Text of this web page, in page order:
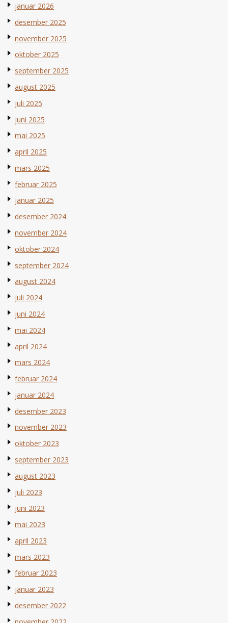
januar 2026
desember 2025
november 2025
oktober 2025
september 2025
august 2025
juli 2025
juni 2025
mai 2025
april 2025
mars 2025
februar 2025
januar 2025
desember 2024
november 2024
oktober 2024
september 2024
august 2024
juli 2024
juni 2024
mai 2024
april 2024
mars 2024
februar 2024
januar 2024
desember 2023
november 2023
oktober 2023
september 2023
august 2023
juli 2023
juni 2023
mai 2023
april 2023
mars 2023
februar 2023
januar 2023
desember 2022